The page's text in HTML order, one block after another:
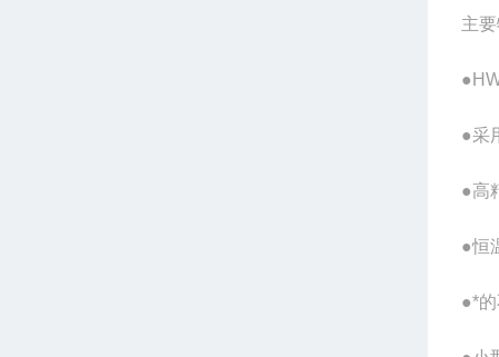
主
●采
●高
●恒
●*